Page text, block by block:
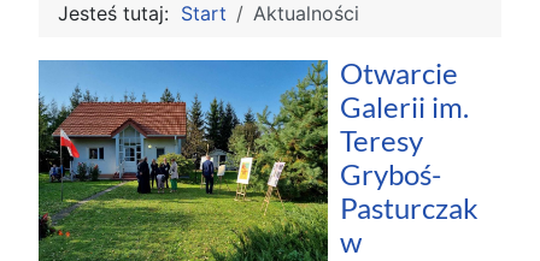
Jesteś tutaj: Start Aktualności
Otwarcie
Galerii im.
Teresy
Gryboś-
Pasturczak
w